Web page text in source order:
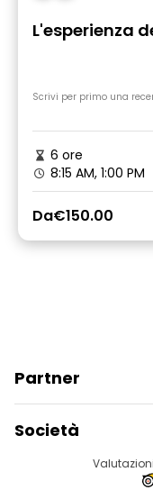
L'esperienza
Scrivi per primo una
6 ore
8:15 AM, 1:00 PM
Da€150.00
Partner
Accesso Del
Programma Di
Società
Destinazioni